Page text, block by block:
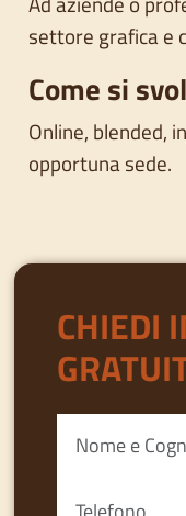
settore grafica e
Come si
Online, blended,
opportuna sede.
CHIEDI